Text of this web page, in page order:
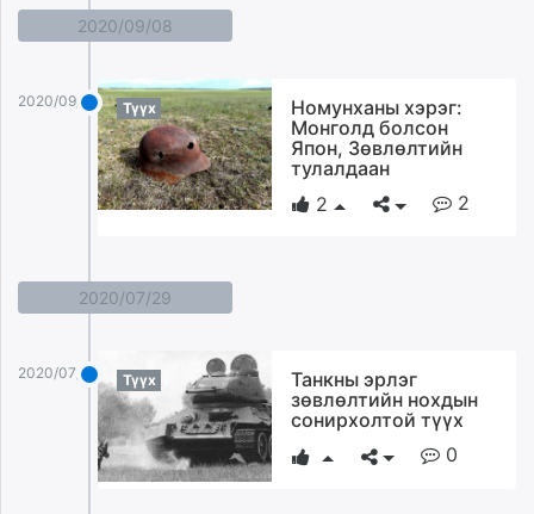
2020/09/08
2020/09/08 Түүх
Номунханы хэрэг:
Монголд болсон
Япон, Зөвлөлтийн
тулалдаан
2
2
2020/07/29
2020/07/29 Түүх
Танкны эрлэг
зөвлөлтийн нохдын
сонирхолтой түүх
0